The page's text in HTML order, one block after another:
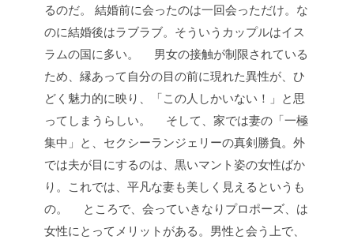
るのだ。
結婚前に会ったのは一回会っただけ。な
のに結婚後はラブラブ。そういうカップルはイス
ラムの国に多い。
男女の接触が制限されている
ため、縁あって自分の目の前に現れた異性が、ひ
どく魅力的に映り、「この人しかいない！」と思
ってしまうらしい。
そして、家では妻の「一極
集中」と、セクシーランジェリーの真剣勝負。外
では夫が目にするのは、黒いマント姿の女性ばか
り。これでは、平凡な妻も美しく見えるというも
の。
ところで、会っていきなりプロポーズ、は
女性にとってメリットがある。男性と会う上で、